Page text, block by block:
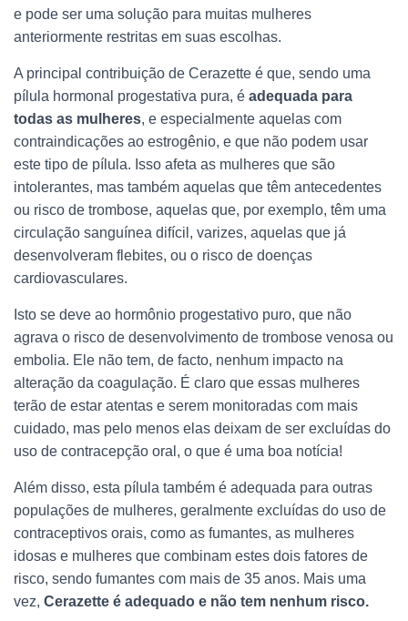
e pode ser uma solução para muitas mulheres
anteriormente restritas em suas escolhas.
A principal contribuição de Cerazette é que, sendo uma
pílula hormonal progestativa pura, é adequada para
todas as mulheres, e especialmente aquelas com
contraindicações ao estrogênio, e que não podem usar
este tipo de pílula. Isso afeta as mulheres que são
intolerantes, mas também aquelas que têm antecedentes
ou risco de trombose, aquelas que, por exemplo, têm uma
circulação sanguínea difícil, varizes, aquelas que já
desenvolveram flebites, ou o risco de doenças
cardiovasculares.
Isto se deve ao hormônio progestativo puro, que não
agrava o risco de desenvolvimento de trombose venosa ou
embolia. Ele não tem, de facto, nenhum impacto na
alteração da coagulação. É claro que essas mulheres
terão de estar atentas e serem monitoradas com mais
cuidado, mas pelo menos elas deixam de ser excluídas do
uso de contracepção oral, o que é uma boa notícia!
Além disso, esta pílula também é adequada para outras
populações de mulheres, geralmente excluídas do uso de
contraceptivos orais, como as fumantes, as mulheres
idosas e mulheres que combinam estes dois fatores de
risco, sendo fumantes com mais de 35 anos. Mais uma
vez, Cerazette é adequado e não tem nenhum risco.